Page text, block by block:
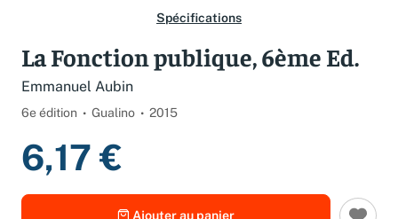
La Fonction publique, 6ème Ed.
6,17 €